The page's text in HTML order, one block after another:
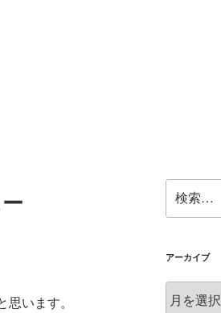
います。
索:
アーカイブ
ー